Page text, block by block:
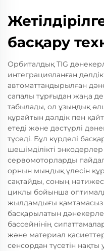
басқару
Орбиталдық TIG
интеграцияланған
автоматтандырылған
сапалы тұрғыдан жаңа
табылады, ол ұзындық
құрайтын дәлдік пен
етеді және дәстүрлі
түседі. Бұл күрделі
шешімділікті
сервомоторларды
орнын мыңдық үлесін
сақтайды, соның
циклы бойынша
жылдамдығы қамтамасыз
басқарылатын
бассейнінің
және материал
сенсордан түсетін нақты